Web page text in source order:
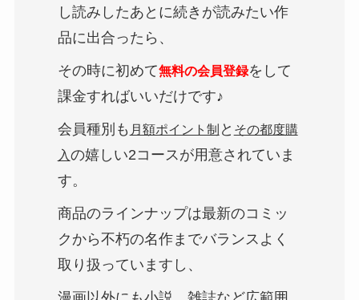
し読みしたあとに続きが読みたい作
品に出合ったら、
その時に初めて無料の会員登録をして
課金すればいいだけです♪
会員種別も 月額ポイント制 と その都度購
入の嬉しい2コースが用意されていま
す。
商品のラインナップは最新のコミッ
クから不朽の名作までバランスよく
取り扱っていますし、